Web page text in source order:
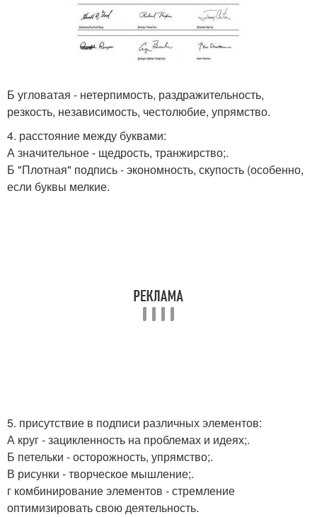
Б угловатая - нетерпимость, раздражительность,
резкость, независимость, честолюбие, упрямство.
4. расстояние между буквами:
А значительное - щедрость, транжирство;.
Б "Плотная" подпись - экономность, скупость (особенно,
если буквы мелкие.
5. присутствие в подписи различных элементов:
А круг - зацикленность на проблемах и идеях;.
Б петельки - осторожность, упрямство;.
В рисунки - творческое мышление;.
г комбинирование элементов - стремление
оптимизировать свою деятельность.